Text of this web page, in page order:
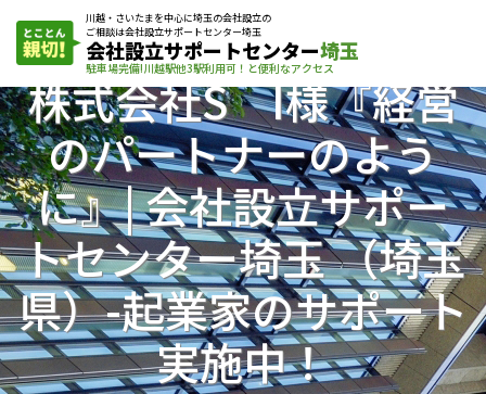
川越・さいたまを中心に埼玉の会社設立の
ご相談は会社設立サポートセンター埼玉
会社設立サポートセンター埼玉
駐車場完備!川越駅他3駅利用可！と便利なアクセス
株式会社S I様『経営
のパートナーのよう
に』| 会社設立サポー
トセンター埼玉 （埼玉
県）-起業家のサポート
実施中！